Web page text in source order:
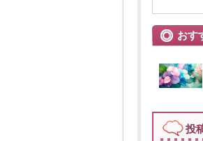
おす
投